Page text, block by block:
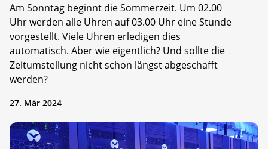
Am Sonntag beginnt die Sommerzeit. Um 02.00
Uhr werden alle Uhren auf 03.00 Uhr eine Stunde
vorgestellt. Viele Uhren erledigen dies
automatisch. Aber wie eigentlich? Und sollte die
Zeitumstellung nicht schon längst abgeschafft
werden?
27. Mär 2024